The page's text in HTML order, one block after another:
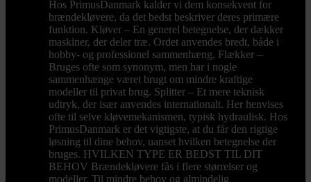
Hos PrimusDanmark kalder vi dem konsekvent for
brændekløvere, da det bedst beskriver deres primære
funktion. Kløver – En generel betegnelse, der dækker
maskiner, der deler træ. Ordet anvendes bredt, både i
hobby- og professionel sammenhæng. Flækker –
Bruges ofte som synonym, men har i nogle
sammenhænge været brugt om mindre kraftige
modeller til privat brug. Splitter – Et mere teknisk
udtryk, der især anvendes internationalt. Her henvises
ofte til selve kløvemekanismen, typisk hydraulisk. Hos
PrimusDanmark er det vigtigste, at du får den rigtige
løsning til dine behov, uanset hvilken betegnelse der
bruges. HVILKEN TYPE ER BEDST TIL DIT
BEHOV Brændekløvere fås i flere størrelser og
modeller. Til mindre behov og almindelig